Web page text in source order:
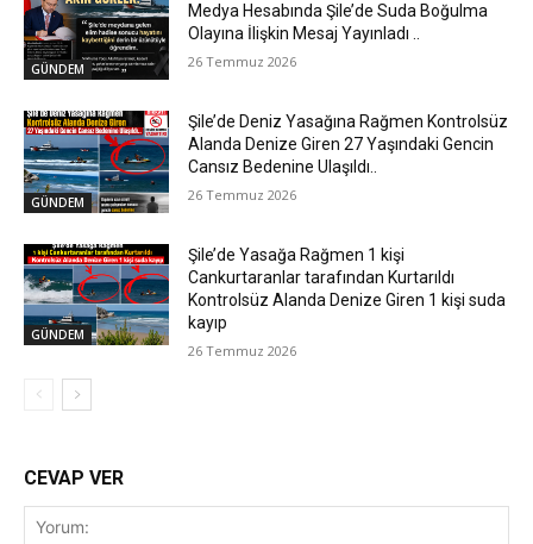
GÜNDEM
Medya Hesabında Şile’de Suda Boğulma
Olayına İlişkin Mesaj Yayınladı ..
26 Temmuz 2026
GÜNDEM
Şile’de Deniz Yasağına Rağmen Kontrolsüz
Alanda Denize Giren 27 Yaşındaki Gencin
Cansız Bedenine Ulaşıldı..
26 Temmuz 2026
GÜNDEM
Şile’de Yasağa Rağmen 1 kişi
Cankurtaranlar tarafından Kurtarıldı
Kontrolsüz Alanda Denize Giren 1 kişi suda
kayıp
26 Temmuz 2026
CEVAP VER